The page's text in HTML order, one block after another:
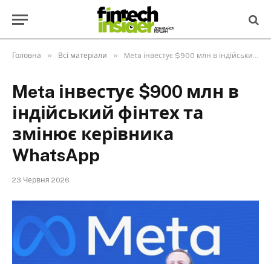
Головна » Всі матеріали » Meta інвестує $900 млн в індійський фінтех та змінює керівника WhatsApp
Meta інвестує $900 млн в
індійський фінтех та
змінює керівника
WhatsApp
23 Червня 2026